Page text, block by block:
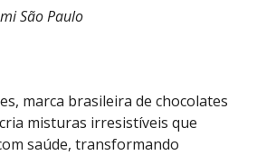
São Paulo
marca brasileira de chocolates
misturas irresistíveis que
saúde, transformando